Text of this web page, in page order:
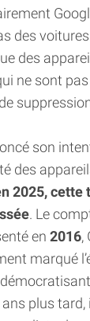
des
des
ne sont
son
des
2025, cette
. Le
en 2016,
marqué
plus tard,